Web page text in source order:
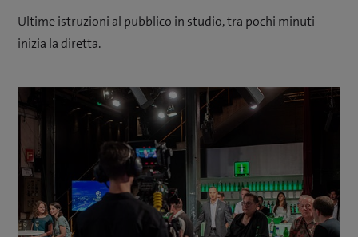
Ultime istruzioni al pubblico in studio, tra pochi minuti
inizia la diretta.